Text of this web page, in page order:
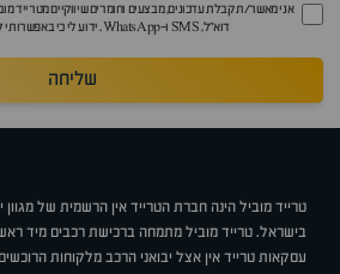
אני מאשר/ת קבלת עדכונים, מבצעים וחומרים שיווקיים מטרייד
דוא״ל, SMS ו-WhatsApp. ידוע לי כי באפשרותי לבטל הסכמה זו בכל עת.
שליחה
טרייד מוביל הינה חברת הטרייד אין הרשמית של מגוון
בישראל. טרייד מוביל מתמחה ברכישת רכבים מיד
עסקאות טרייד אין אצל יבואני הרכב מלקוחות